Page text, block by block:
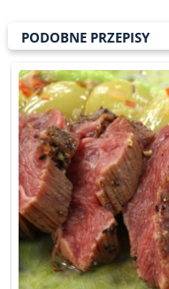
PODOBNE PRZEPISY